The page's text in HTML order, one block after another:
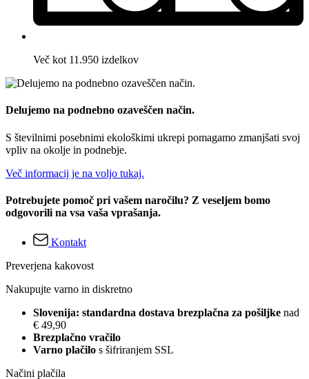
Več kot 11.950 izdelkov
Delujemo na podnebno ozaveščen način.
S številnimi posebnimi ekološkimi ukrepi pomagamo zmanjšati svoj
vpliv na okolje in podnebje.
Več informacij je na voljo tukaj.
Potrebujete pomoč pri vašem naročilu? Z veseljem bomo
odgovorili na vsa vaša vprašanja.
Kontakt
Preverjena kakovost
Nakupujte varno in diskretno
Slovenija: standardna dostava brezplačna za pošiljke nad
€ 49,90
Brezplačno vračilo
Varno plačilo s šifriranjem SSL
Načini plačila